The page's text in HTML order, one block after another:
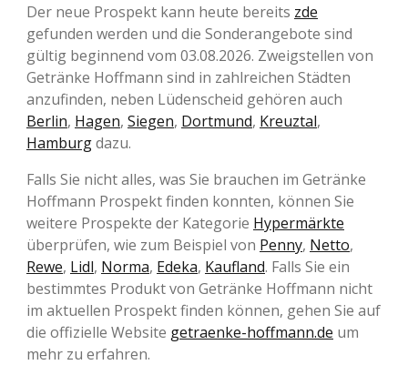
Der neue Prospekt kann heute bereits zde
gefunden werden und die Sonderangebote sind
gültig beginnend vom 03.08.2026. Zweigstellen von
Getränke Hoffmann sind in zahlreichen Städten
anzufinden, neben Lüdenscheid gehören auch
Berlin, Hagen, Siegen, Dortmund, Kreuztal,
Hamburgdazu.
Falls Sie nicht alles, was Sie brauchen im Getränke
Hoffmann Prospekt finden konnten, können Sie
weitere Prospekte der Kategorie Hypermärkte
überprüfen, wie zum Beispiel von Penny, Netto,
Rewe, Lidl, Norma, Edeka, Kaufland. Falls Sie ein
bestimmtes Produkt von Getränke Hoffmann nicht
im aktuellen Prospekt finden können, gehen Sie auf
die offizielle Website getraenke-hoffmann.de um
mehr zu erfahren.